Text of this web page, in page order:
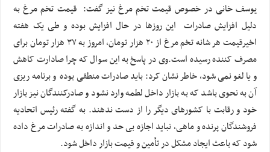
یوسف خانی در خصوص قیمت تخم مرغ نیز گفت: قیمت تخم مرغ به
دلیل افزایش صادرات این روزها در حال افزایش بوده و طی یک هفته
اخیرقیمت هر شانه تخم مرغ از ۲۰ هزار تومان، امروز به ۳۷ هزار تومان برای
مصرف کننده رسیده است.وی در پاسخ به این سوال که چرا صادارت کاهش
و یا لغو نمی شود، خاطر نشان کرد: باید صادرات منطقی بوده و برنامه ریزی
آن به نحوی باشد که به بازار داخل لطمه وارد نشود و صادرکنندگان نیز بازار
خود و رقابت با کشورهای دیگر را از دست ندهند. به گفته رئیس اتحادیه
فروشندگان پرنده و ماهی، نباید اجازه بی حد و اندازه به صادرات مرغ داده
شود که باعث ایجاد مشکل در تأمین و قیمت بازار داخل شود.